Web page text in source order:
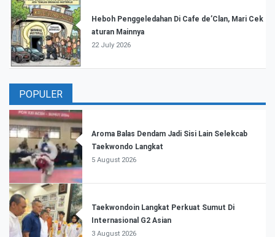
Heboh Penggeledahan Di Cafe de’Clan, Mari Cek
aturan Mainnya
22 July 2026
POPULER
Aroma Balas Dendam Jadi Sisi Lain Selekcab
Taekwondo Langkat
5 August 2026
Taekwondoin Langkat Perkuat Sumut Di
Internasional G2 Asian
3 August 2026